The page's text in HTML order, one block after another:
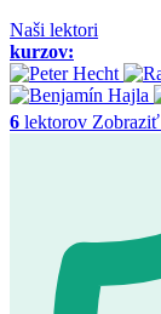
Naši lektori
kurzov:
6 lektorov Zobraziť